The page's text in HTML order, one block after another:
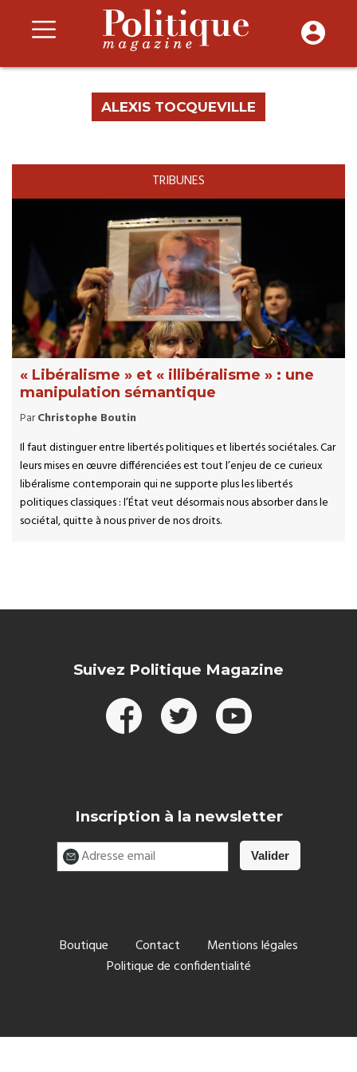
ALEXIS TOCQUEVILLE
TRIBUNES
« Libéralisme » et « illibéralisme » : une
manipulation sémantique
ParChristophe Boutin
Il faut distinguer entre libertés politiques et libertés sociétales. Car
leurs mises en œuvre différenciées est tout l’enjeu de ce curieux
libéralisme contemporain qui ne supporte plus les libertés
politiques classiques : l’État veut désormais nous absorber dans le
sociétal, quitte à nous priver de nos droits.
Suivez Politique Magazine
Inscription à la newsletter
Boutique Contact
Mentions légales
Politique de confidentialité